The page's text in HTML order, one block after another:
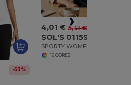
-53%
4,01 € 5,41 €
SOL'S 01159
+16 CORES